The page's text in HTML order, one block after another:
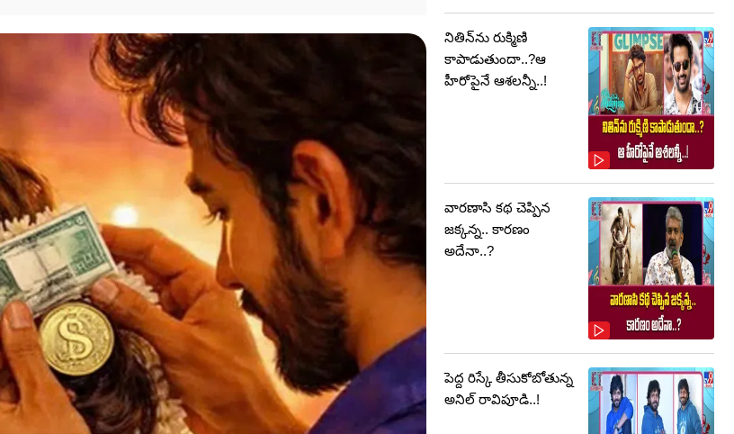
నితిన్‌ను రుక్మిణి
కాపాడుతుందా..?ఆ
హీరోపైనే ఆశలన్నీ..!
వారణాసి కథ చెప్పిన
జక్కన్న.. కారణం
అదేనా..?
పెద్ద రిస్కే తీసుకోబోతున్న
అనిల్ రావిపూడి..!